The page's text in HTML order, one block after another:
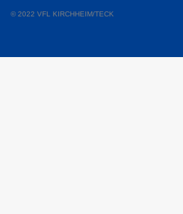
© 2022 VFL KIRCHHEIM/TECK